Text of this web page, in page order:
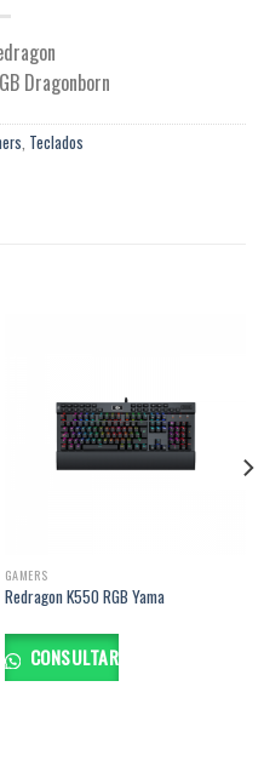
Dragonborn
, Teclados
GAMERS
Redragon K550 RGB Yama
CONSULTAR